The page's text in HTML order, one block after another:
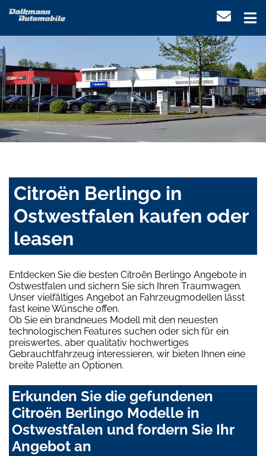
Citroën Berlingo in
Ostwestfalen kaufen oder
leasen
Entdecken Sie die besten Citroën Berlingo Angebote in
Ostwestfalen und sichern Sie sich Ihren Traumwagen.
Unser vielfältiges Angebot an Fahrzeugmodellen lässt
fast keine Wünsche offen.
Ob Sie ein brandneues Modell mit den neuesten
technologischen Features suchen oder sich für ein
preiswertes, aber qualitativ hochwertiges
Gebrauchtfahrzeug interessieren, wir bieten Ihnen eine
breite Palette an Optionen.
Erkunden Sie die gefundenen
Citroën Berlingo Modelle in
Ostwestfalen und fordern Sie Ihr
Angebot an